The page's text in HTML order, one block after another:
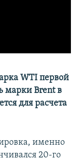
WTI первой
марки Brent в
для расчета
именно
20-го